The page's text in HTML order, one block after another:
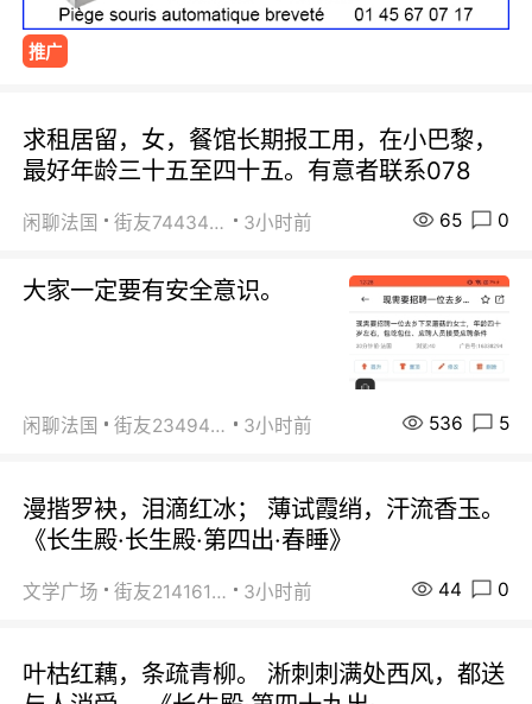
推广
求租居留，女，餐馆长期报工用，在小巴黎，
最好年龄三十五至四十五。有意者联系078
闲聊法国 街友74434350 3小时前 65 0
大家一定要有安全意识。
闲聊法国 街友23494008 3小时前 536 5
漫揩罗袂，泪滴红冰； 薄试霞绡，汗流香玉。
《长生殿·长生殿·第四出·春睡》
文学广场 街友21416156 3小时前 44 0
叶枯红藕，条疏青柳。 淅刺刺满处西风，都送